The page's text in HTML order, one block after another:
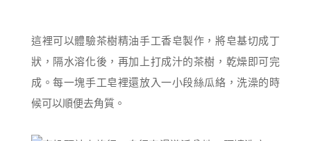
這裡可以體驗茶樹精油手工香皂製作，將皂基切成丁
狀，隔水溶化後，再加上打成汁的茶樹，乾燥即可完
成。每一塊手工皂裡還放入一小段絲瓜絡，洗澡的時
候可以順便去角質。